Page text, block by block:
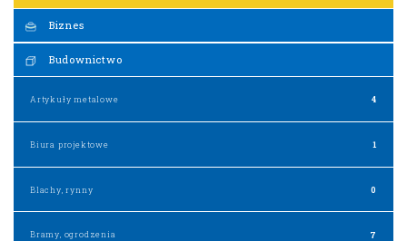
Biznes
Budownictwo
Artykuły metalowe 4
Biura projektowe 1
Blachy, rynny 0
Bramy, ogrodzenia 7